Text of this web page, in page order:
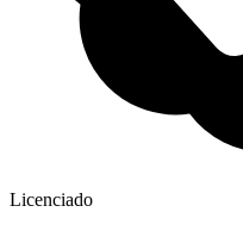
Licenciado